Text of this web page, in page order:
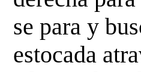
se para y
estocada